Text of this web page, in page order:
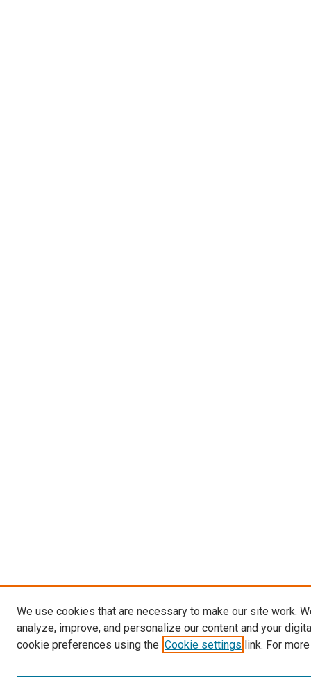
We use cookies that are necessary to make our site work.
analyze, improve, and personalize our content and your
cookie preferences using the Cookie settings link. For